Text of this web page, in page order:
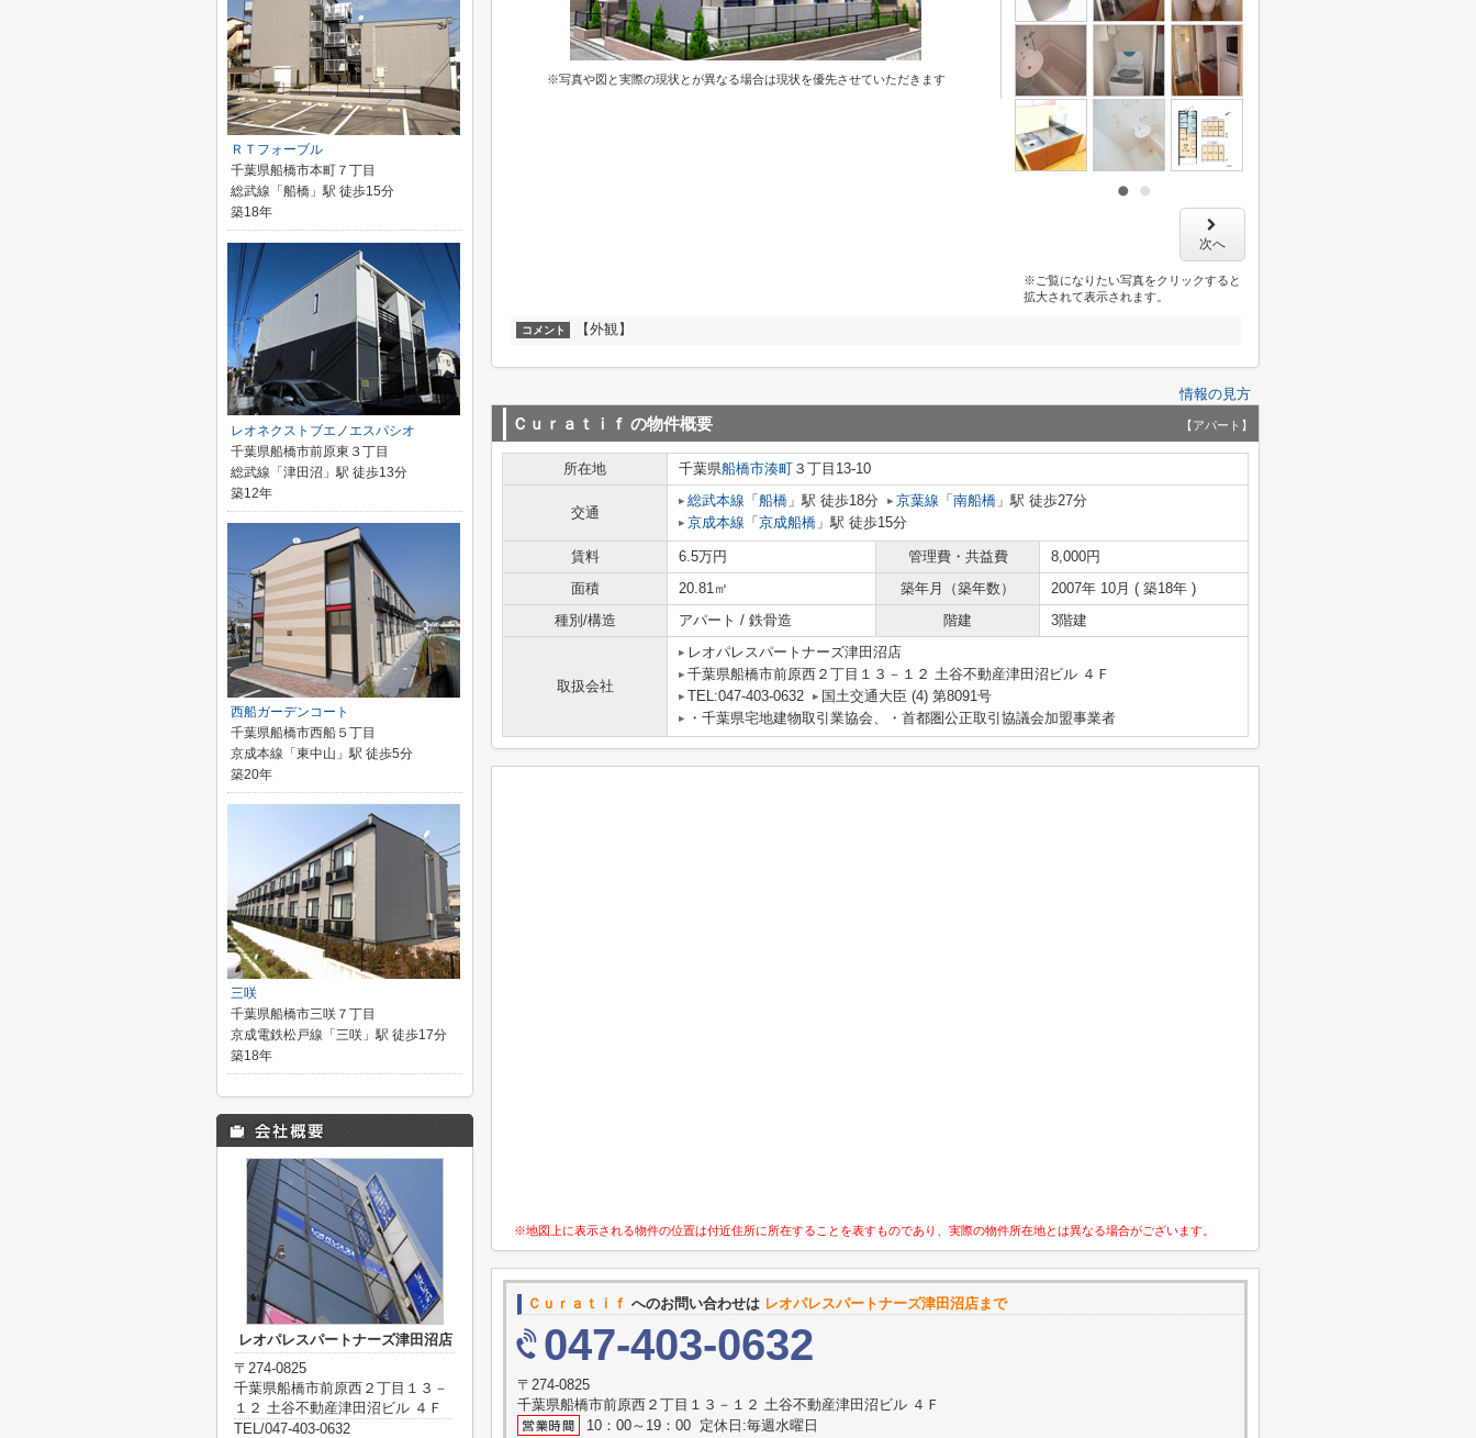
※写真や図と実際の現状とが異なる場合は現状を優先させていただきます
次へ
※ご覧になりたい写真をクリックすると
拡大されて表示されます。
コメント 【外観】
情報の見方
Ｃｕｒａｔｉｆ の物件概要 【アパート】
所在地 千葉県船橋市湊町 ３丁目13-10
交通
総武本線 「 船橋 」駅 徒歩18分 京葉線 「 南船橋 」駅 徒歩27分
京成本線 「 京成船橋 」駅 徒歩15分
賃料 6.5万円 管理費・共益費
8,000円
面積
20.81㎡ 築年月（築年数）
2007年 10月 ( 築18年 )
種別/構造
アパート / 鉄骨造 階建 3階建
取扱会社
レオパレスパートナーズ津田沼店
千葉県船橋市前原西２丁目１３－１２ 土谷不動産津田沼ビル ４Ｆ
TEL:047-403-0632
国土交通大臣 (4) 第8091号
・千葉県宅地建物取引業協会、・首都圏公正取引協議会加盟事業者
※地図上に表示される物件の位置は付近住所に所在することを表すものであり、実際の物件所在地とは異なる場合がございます。
Ｃｕｒａｔｉｆ へのお問い合わせは レオパレスパートナーズ津田沼店まで
047-403-0632
〒274-0825
千葉県船橋市前原西２丁目１３－１２ 土谷不動産津田沼ビル ４Ｆ
10：00～19：00 定休日:毎週水曜日
ＲＴフォーブル
千葉県船橋市本町７丁目
総武線「船橋」駅 徒歩15分
築18年
レオネクストブエノエスパシオ
千葉県船橋市前原東３丁目
総武線「津田沼」駅 徒歩13分
築12年
西船ガーデンコート
千葉県船橋市西船５丁目
京成本線「東中山」駅 徒歩5分
築20年
三咲
千葉県船橋市三咲７丁目
京成電鉄松戸線「三咲」駅 徒歩17分
築18年
レオパレスパートナーズ津田沼店
〒274-0825
千葉県船橋市前原西２丁目１３－
１２ 土谷不動産津田沼ビル ４Ｆ
TEL/047-403-0632